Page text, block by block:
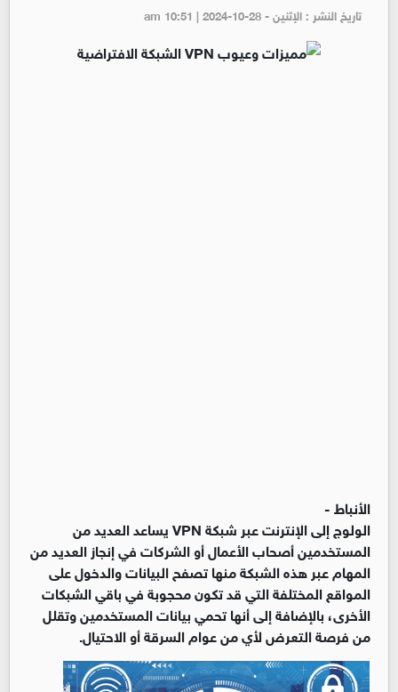
تاريخ النشر : الإثنين - am 10:51 | 2024-10-28
الأنباط -
الولوج إلى الإنترنت عبر شبكة VPN يساعد العديد من
المستخدمين أصحاب الأعمال أو الشركات في إنجاز العديد من
المهام عبر هذه الشبكة منها تصفح البيانات والدخول على
المواقع المختلفة التي قد تكون محجوبة في باقي الشبكات
الأخرى، بالإضافة إلى أنها تحمي بيانات المستخدمين وتقلل
من فرصة التعرض لأي من عوام السرقة أو الاحتيال.